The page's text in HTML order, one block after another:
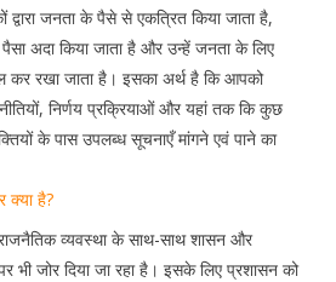
जनता के पैसे से एकत्रित किया जाता है,
अदा किया जाता है और उन्हें जनता के लिए
कर रखा जाता है। इसका अर्थ है कि आपको
नीतियों, निर्णय प्रक्रियाओं और यहां तक कि कुछ
के पास उपलब्ध सूचनाएँ मांगने एवं पाने का
क्या है?
व्यवस्था के साथ-साथ शासन और
भी जोर दिया जा रहा है। इसके लिए प्रशासन को